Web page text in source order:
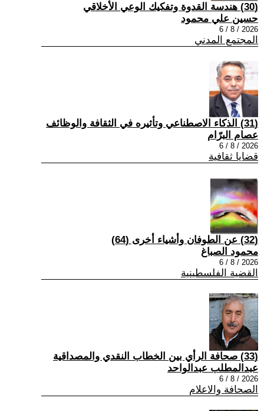
(30) هندسة القدوة وتفكيك الوعي الأخلاقي
حسين علي محمود
2026 / 8 / 6
المجتمع المدني
(31) الذكاء الاصطناعي وتأثيره في الثقافة والوظائف
عصام البرّام
2026 / 8 / 6
قضايا ثقافية
(32) عن الطوفان وأشياء أخرى (64)
محمود الصباغ
2026 / 8 / 6
القضية الفلسطينية
(33) صحافة الرأي بين الخطاب النقدي والمصداقية
عبدالمطلب عبدالواحد
2026 / 8 / 6
الصحافة والاعلام